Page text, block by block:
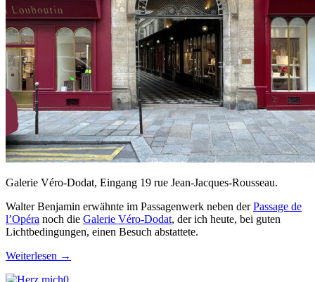
Galerie Véro-Dodat, Eingang 19 rue Jean-Jacques-Rousseau.
Walter Benjamin erwähnte im Passagenwerk neben derPassage de
l’Opéra noch die Galerie Véro-Dodat, der ich heute, bei guten
Lichtbedingungen, einen Besuch abstattete.
Weiterlesen →
0